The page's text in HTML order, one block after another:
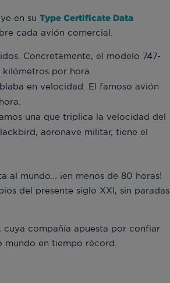
en su Type Certificate Data
cada avión comercial.
Concretamente, el modelo 747-
por hora.
en velocidad. El famoso avión
una que triplica la velocidad del
aeronave militar, tiene el
al mundo… ¡en menos de 80 horas!
del presente siglo XXI, sin paradas
cuya compañía apuesta por confiar
mundo en tiempo récord.